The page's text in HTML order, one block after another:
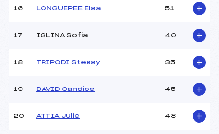
Pénalité appliquée :
31.1600
16 LONGUEPEE Elsa 51
17 IGLINA Sofia 40
18 TRIPODI Stessy 35
19 DAVID Candice 45
20 ATTIA Julie 48